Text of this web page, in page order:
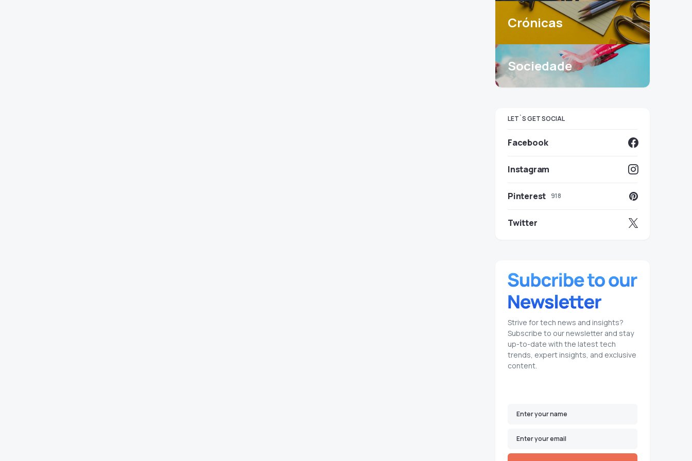
Crónicas
Sociedade
LET`S GET SOCIAL
Facebook
Instagram
Pinterest 918
Twitter
Strive for tech news and insights?
Subscribe to our newsletter and stay
up-to-date with the latest tech
trends, expert insights, and exclusive
content.